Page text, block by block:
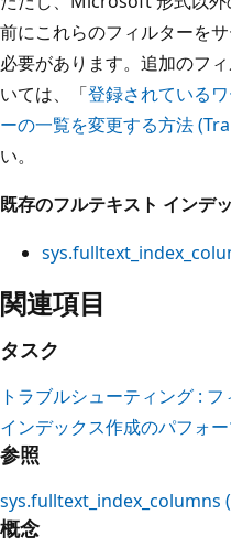
前にこれらのフィルターを
必要があります。追加のフ
いては、「登録されている
ーの一覧を変更する方法
い。
既存のフルテキスト インデ
関連項目
タスク
トラブルシューティング :
インデックス作成のパフォ
参照
sys.fulltext_index_columns
概念